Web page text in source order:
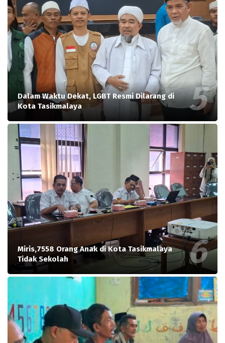
Dalam Waktu Dekat, LGBT Resmi Dilarang di
Kota Tasikmalaya
Miris,7558 Orang Anak di Kota Tasikmalaya
Tidak Sekolah